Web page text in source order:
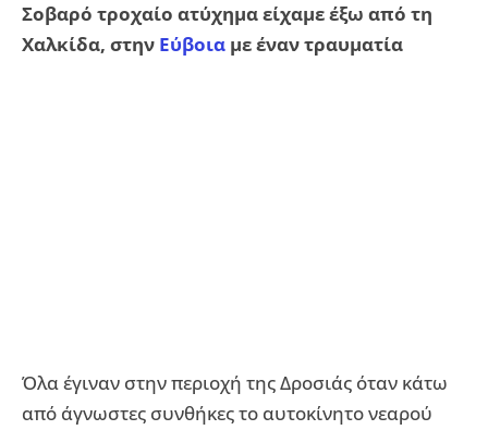
Σοβαρό τροχαίο ατύχημα είχαμε έξω από τη
Χαλκίδα, στην Εύβοια με έναν τραυματία
Όλα έγιναν στην περιοχή της Δροσιάς όταν κάτω
από άγνωστες συνθήκες το αυτοκίνητο νεαρού